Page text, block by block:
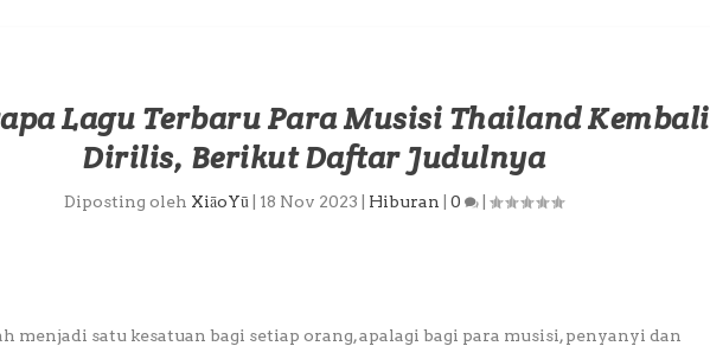
Lagu Terbaru Para Musisi Thailand Kembali
Dirilis, Berikut Daftar Judulnya
Diposting oleh XiāoYū 18 Nov 2023 Hiburan |0 |
menjadi satu kesatuan bagi setiap orang, apalagi bagi para musisi, penyanyi dan